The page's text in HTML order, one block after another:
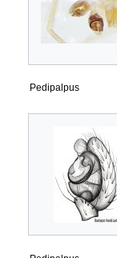
Pedipalpus